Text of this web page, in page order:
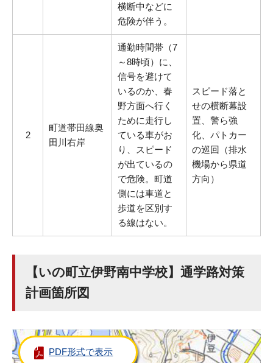
横断中などに
危険が伴う。
2
町道帯田線奥
田川右岸
通勤時間帯（7
～8時頃）に、
信号を避けて
いるのか、春
野方面へ行く
ために走行し
ている車がお
り、スピード
が出ているの
で危険。町道
側には車道と
歩道を区別す
る線はない。
スピード落と
せの横断幕設
置、警ら強
化、パトカー
の巡回（排水
機場から県道
方向）
【いの町立伊野南中学校】通学路対策
計画箇所図
PDF形式で表示